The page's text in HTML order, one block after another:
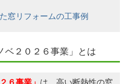
窓リフォームの工事例
ベ２０２６事業」とは
６事業」 は、高い断熱性の窓